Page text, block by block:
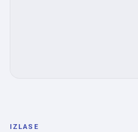
IZLASE